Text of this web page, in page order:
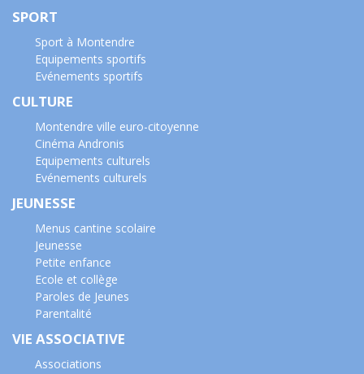
SPORT
Sport à Montendre
Equipements sportifs
Evénements sportifs
CULTURE
Montendre ville euro-citoyenne
Cinéma Andronis
Equipements culturels
Evénements culturels
JEUNESSE
Menus cantine scolaire
Jeunesse
Petite enfance
Ecole et collège
Paroles de Jeunes
Parentalité
VIE ASSOCIATIVE
Associations